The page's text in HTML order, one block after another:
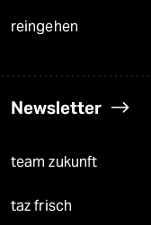
reingehen
Newsletter
team zukunft
taz frisch